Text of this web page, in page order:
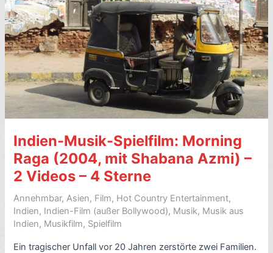
in
zwei
Songs
Indien-Musik-Spielfilm: Morning
Raga (2004, mit Shabana Azmi) –
2 Videos – 4 Sterne
Annehmbar,Asien, Film, Hot Country Entertainment,
Indien, Indien-Film (außer Bollywood), Musik, Musik aus
Indien, Musikfilm, Spielfilm
Ein tragischer Unfall vor 20 Jahren zerstörte zwei Familien.